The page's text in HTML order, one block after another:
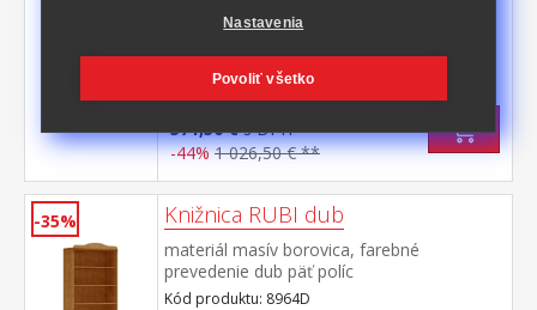
materiál masív borovica, farebné
zásuvky s kovovými pojazdmi v hornej časti
dvoje presklené dvere
Kód produktu: 8925D
Skladom>5 ks
571,50 €s DPH
-44% 1 026,50 € **
-35% Knižnica RUBI dub
materiál masív borovica, farebné
prevedenie dub päť políc
Kód produktu: 8964D
Nastavenia
Povoliť všetko